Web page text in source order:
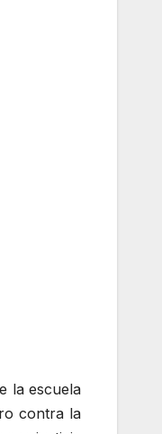
la escuela
contra la